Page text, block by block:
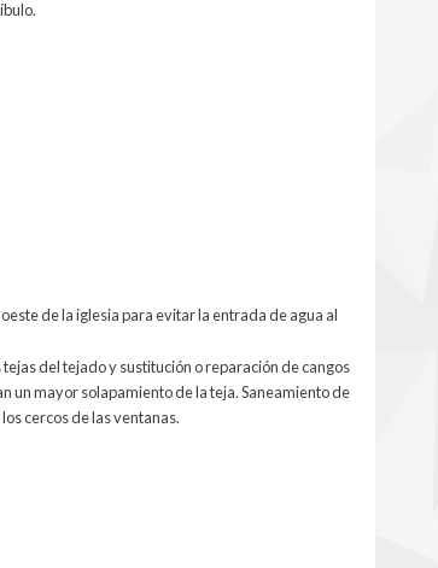
de la iglesia para evitar la entrada de agua al
del tejado y sustitución o reparación de cangos
un mayor solapamiento de la teja. Saneamiento de
cercos de las ventanas.